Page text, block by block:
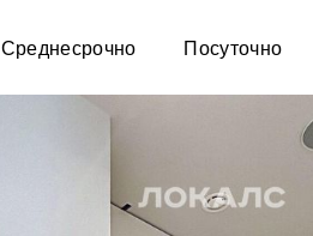
Среднесрочно Посуточно